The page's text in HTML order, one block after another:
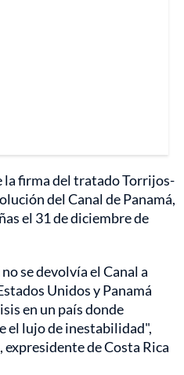
la firma del tratado Torrijos-
del Canal de Panamá,
el 31 de diciembre de
se devolvía el Canal a
Unidos y Panamá
en un país donde
el lujo de inestabilidad",
de Costa Rica